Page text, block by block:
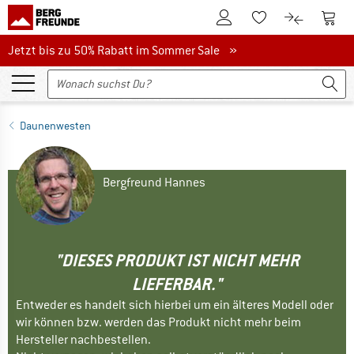
Zum KundenkontoZum Merkzettel.
Zum Zum
Jetzt bis zu 50% Rabatt im Sommer Sale
Jetzt bis zu 50% Rabatt im Sommer Sale »
Daunenwesten
Bergfreund Hannes
"DIESES PRODUKT IST NICHT MEHR
LIEFERBAR."
Entweder es handelt sich hierbei um ein älteres Modell oder
wir können bzw. werden das Produkt nicht mehr beim
Hersteller nachbestellen.